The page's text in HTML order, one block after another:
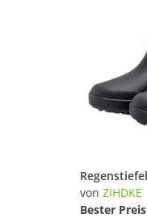
von ZIHDKE
Bester Preis